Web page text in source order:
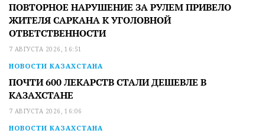
ПОВТОРНОЕ НАРУШЕНИЕ ЗА РУЛЕМ ПРИВЕЛО
ЖИТЕЛЯ САРКАНА К УГОЛОВНОЙ
ОТВЕТСТВЕННОСТИ
7 АВГУСТА 2026, 16:51
НОВОСТИ КАЗАХСТАНА
ПОЧТИ 600 ЛЕКАРСТВ СТАЛИ ДЕШЕВЛЕ В
КАЗАХСТАНЕ
7 АВГУСТА 2026, 16:06
НОВОСТИ КАЗАХСТАНА